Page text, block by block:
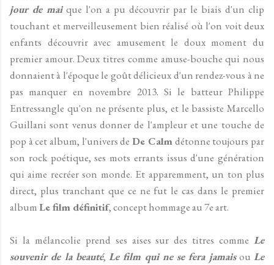
jour de maique l'on a pu découvrir par le biais d'un clip
touchant et merveilleusement bien réalisé où l'on voit deux
enfants découvrir avec amusement le doux moment du
premier amour. Deux titres comme amuse-bouche qui nous
donnaient à l'époque le goût délicieux d'un rendez-vous à ne
pas manquer en novembre 2013. Si le batteur Philippe
Entressangle qu'on ne présente plus, et le bassiste Marcello
Guillani sont venus donner de l'ampleur et une touche de
pop à cet album, l'univers deDe Calmdétonne toujours par
son rock poétique, ses mots errants issus d'une génération
qui aime recréer son monde. Et apparemment, un ton plus
direct, plus tranchant que ce ne fut le cas dans le premier
albumLe film définitif, concept hommage au 7e art.
Si la mélancolie prend ses aises sur des titres comme Le
souvenir de la beauté, Le film qui ne se fera jamaisou Le